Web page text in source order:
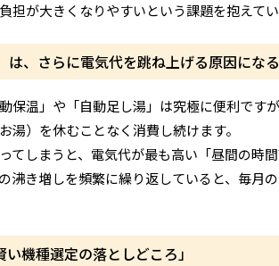
担が大きくなりやすいという課題を抱えてい
、さらに電気代を跳ね上げる原因になる
保温」や「自動足し湯」は究極に便利で
湯）を休むことなく消費し続けます。
てしまうと、電気代が最も高い「昼間の
沸き増しを頻繁に繰り返していると、毎月
機種選定の落としどころ」